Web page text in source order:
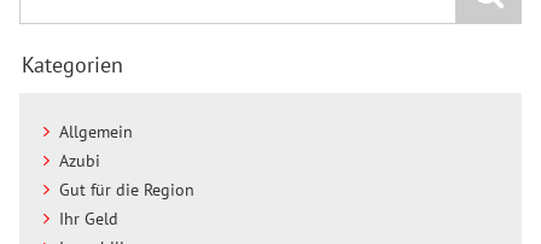
Kategorien
Allgemein
Azubi
Gut für die Region
Ihr Geld